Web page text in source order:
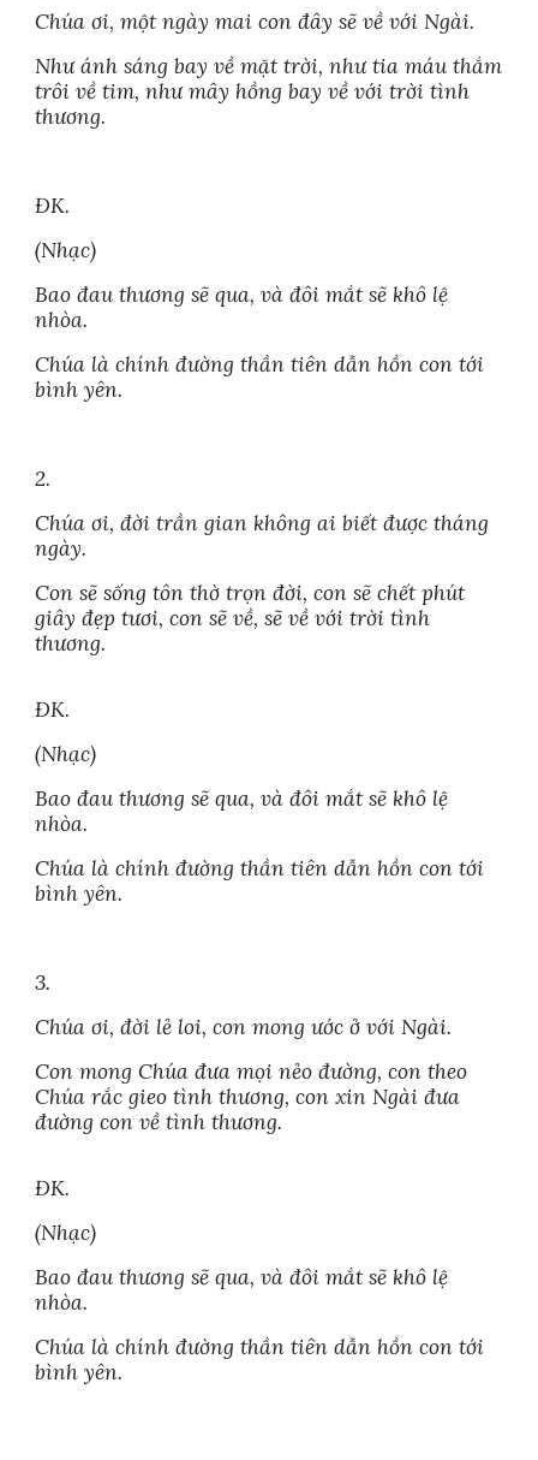
Chúa ơi, một ngày mai con đây sẽ về với Ngài.
Như ánh sáng bay về mặt trời, như tia máu thắm
trôi về tim, như mây hồng bay về với trời tình
thương.
ĐK.
(Nhạc)
Bao đau thương sẽ qua, và đôi mắt sẽ khô lệ
nhòa.
Chúa là chính đường thần tiên dẫn hồn con tới
bình yên.
2.
Chúa ơi, đời trần gian không ai biết được tháng
ngày.
Con sẽ sống tôn thờ trọn đời, con sẽ chết phút
giây đẹp tươi, con sẽ về, sẽ về với trời tình
thương.
ĐK.
(Nhạc)
Bao đau thương sẽ qua, và đôi mắt sẽ khô lệ
nhòa.
Chúa là chính đường thần tiên dẫn hồn con tới
bình yên.
3.
Chúa ơi, đời lẻ loi, con mong ước ở với Ngài.
Con mong Chúa đưa mọi nẻo đường, con theo
Chúa rắc gieo tình thương, con xin Ngài đưa
đường con về tình thương.
ĐK.
(Nhạc)
Bao đau thương sẽ qua, và đôi mắt sẽ khô lệ
nhòa.
Chúa là chính đường thần tiên dẫn hồn con tới
bình yên.